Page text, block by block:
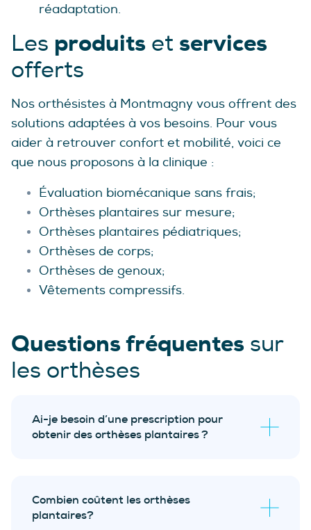
réadaptation.
Les produits et services
offerts
Nos orthésistes à Montmagny vous offrent des
solutions adaptées à vos besoins. Pour vous
aider à retrouver confort et mobilité, voici ce
que nous proposons à la clinique :
Évaluation biomécanique sans frais;
Orthèses plantaires sur mesure;
Orthèses plantaires pédiatriques;
Orthèses de corps;
Orthèses de genoux;
Vêtements compressifs.
Questions fréquentes sur
les orthèses
Ai-je besoin d’une prescription pour
obtenir des orthèses plantaires ?
Combien coûtent les orthèses
plantaires?